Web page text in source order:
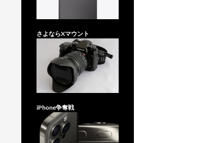
さよならXマウント
iPhone争奪戦